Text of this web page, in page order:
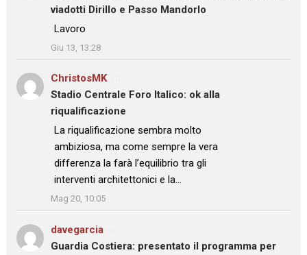
viadotti Dirillo e Passo Mandorlo
: “Lavoro
”
Giu 13, 13:28
ChristosMKsu
Stadio Centrale Foro Italico: ok alla
riqualificazione
: “La riqualificazione sembra molto
ambiziosa, ma come sempre la vera
differenza la farà l’equilibrio tra gli
interventi architettonici e la…
”
Mag 20, 10:05
davegarcia
Guardia Costiera: presentato il programma per